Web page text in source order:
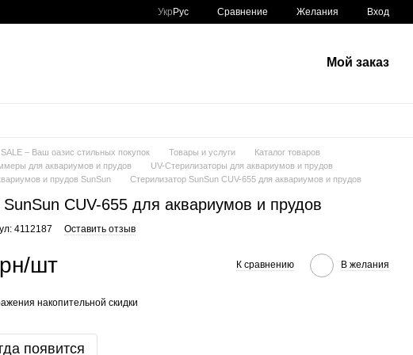
Укр Рус Сравнение Желания Вход
Мой заказ
– Ваш оазис стильных покупок Товары и услуги
Каталог товаров
для аквариумов и прудов
UV-Стерилизаторы для аквариумов и прудов
и прудов SunSun
Стерилизатор SunSun CUV-655 для аквариумов и прудов
SunSun CUV-655 для аквариумов и прудов
4112187 Оставить отзыв
шт К сравнению В желания
накопительной скидки
появится